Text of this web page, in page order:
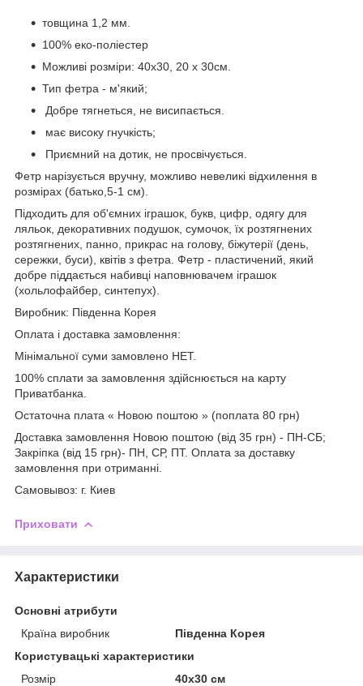
товщина 1,2 мм.
100% еко-поліестер
Можливі розміри: 40x30, 20 х 30см.
Тип фетра - м'який;
Добре тягнеться, не висипається.
має високу гнучкість;
Приємний на дотик, не просвічується.
Фетр нарізується вручну, можливо невеликі відхилення в
розмірах (батько,5-1 см).
Підходить для об'ємних іграшок, букв, цифр, одягу для
ляльок, декоративних подушок, сумочок, їх розтягнених
розтягнених, панно, прикрас на голову, біжутерії (день,
сережки, буси), квітів з фетра. Фетр - пластичений, який
добре піддається набивці наповнювачем іграшок
(хольлофайбер, синтепух).
Виробник: Південна Корея
Оплата і доставка замовлення:
Мінімальної суми замовлено НЕТ.
100% сплати за замовлення здійснюється на карту
Приватбанка.
Остаточна плата « Новою поштою » (поплата 80 грн)
Доставка замовлення Новою поштою (від 35 грн) - ПН-СБ;
Закріпка (від 15 грн)- ПН, СР, ПТ. Оплата за доставку
замовлення при отриманні.
Самовывоз: г. Киев
Приховати
Характеристики
Основні атрибути
Країна виробник
Південна Корея
Користувацькi характеристики
Розмір
40x30 см